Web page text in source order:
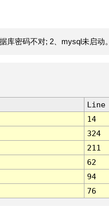
库密码不对; 2、mysql未启动。
Line
14
324
211
62
94
76